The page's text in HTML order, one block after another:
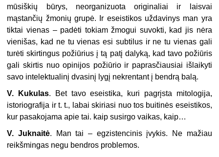
mūsiškių būrys, neorganizuota originaliai ir laisvai
mąstančių žmonių grupė. Ir eseistikos uždavinys man yra
tiktai vienas – padėti tokiam žmogui suvokti, kad jis nėra
vienišas, kad ne tu vienas esi subtilus ir ne tu vienas gali
turėti skirtingus požiūrius į tą patį dalyką, kad tavo požiūris
gali skirtis nuo opinijos požiūrio ir paprasčiausiai išlaikyti
savo intelektualinį dvasinį lygį nekrentant į bendrą balą.
V. Kukulas. Bet tavo eseistika, kuri pagrįsta mitologija,
istoriografija ir t. t., labai skiriasi nuo tos buitinės eseistikos,
kur pasakojama apie tai. kaip susirgo vaikas, kaip…
V. Juknaitė. Man tai – egzistencinis įvykis. Ne mažiau
reikšmingas negu bendros problemos.